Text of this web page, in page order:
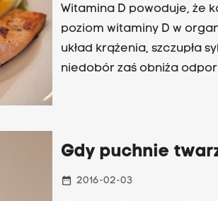
Witamina D powoduje, że
poziom witaminy D w
układ krążenia, szczupła
niedobór zaś obniża
Gdy puchnie
date_range 2016-02-03